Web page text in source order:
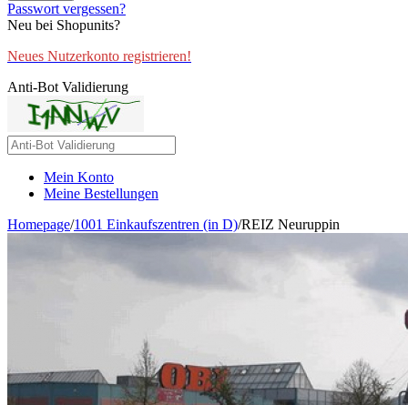
Passwort vergessen?
Neu bei Shopunits?
Neues Nutzerkonto registrieren!
Anti-Bot Validierung
Mein Konto
Meine Bestellungen
Homepage/1001 Einkaufszentren (in D)/REIZ Neuruppin